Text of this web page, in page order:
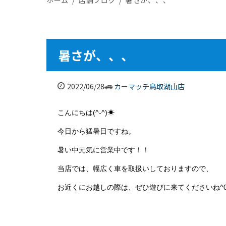
暑さが、、、
2022/06/28 カーマッチ鳥取湖山店
こんにちは(^-^)☀
今日から猛暑日ですね。
暑い中元気に営業中です！！
当店では、幅広く車を取扱いしておりますので、
お近くにお越しの際は、ぜひ遊びに来てくださいね